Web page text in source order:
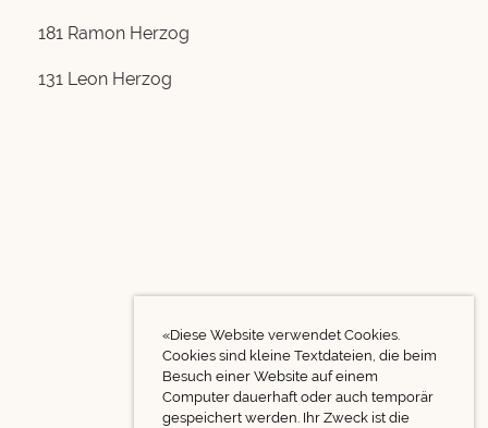
«Diese Website verwendet Cookies.
Cookies sind kleine Textdateien, die beim
Besuch einer Website auf einem
Computer dauerhaft oder auch temporär
gespeichert werden. Ihr Zweck ist die
181 Ramon Herzog
131 Leon Herzog